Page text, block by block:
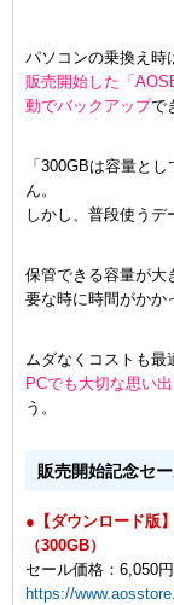
パソコンの乗換え時
販売開始した「
動でバックアップで
「300GBは容量と
ん。
しかし、普段使うデ
保管できる容量が大
要な時に時間がかか
ムダなくコストも最
PCでも大切な思い
う。
販売開始記念セ
●【ダウンロード版
（300GB）
セール価格：6,050
https://